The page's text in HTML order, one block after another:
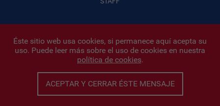
Infonegocios 2026| INFONEGOCIOS S.A. · CUIT: 30710438486 |
Políticas de Privacidad|Protección de datos personales
Iñigo Biain
Este sitio esta protegido por Google reCAPTCHA y con
Políticas de
privacidad de GoogleyTerminos del servicioaplicados.
Éste sitio web usa cookies, si permanece aquí acepta su
uso. Puede leer más sobre el uso de cookies en nuestra
política de cookies.
ACEPTAR Y CERRAR ÉSTE MENSAJE